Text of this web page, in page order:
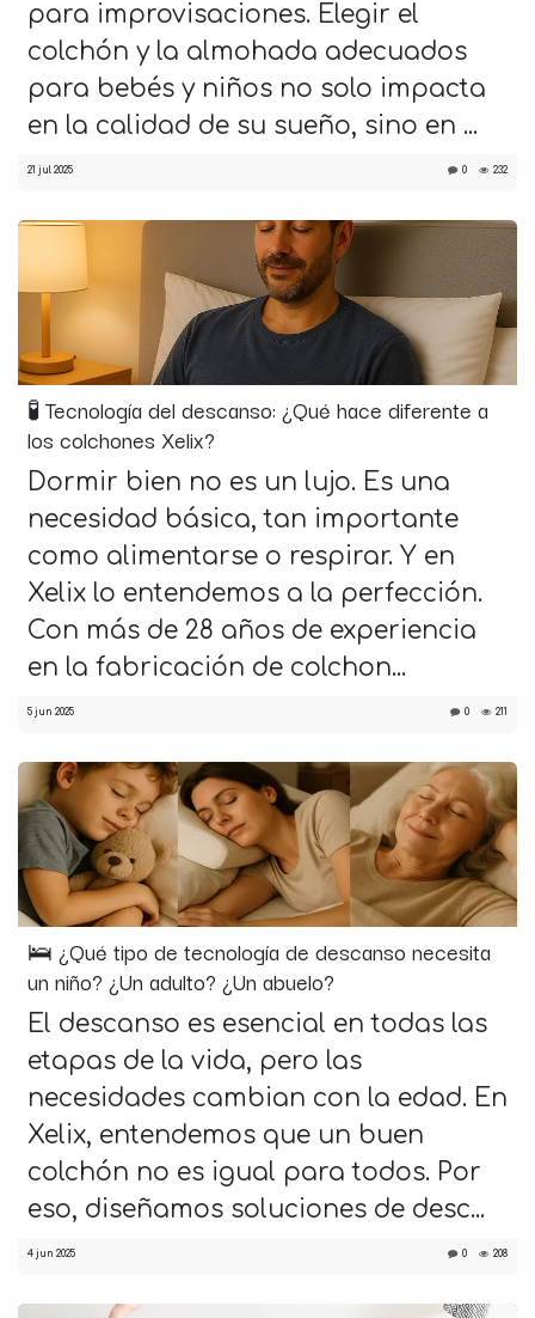
para improvisaciones. Elegir el
colchón y la almohada adecuados
para bebés y niños no solo impacta
en la calidad de su sueño, sino en ...
21 jul 2025 0 232
🧪 Tecnología del descanso: ¿Qué hace diferente a
los colchones Xelix?
Dormir bien no es un lujo. Es una
necesidad básica, tan importante
como alimentarse o respirar. Y en
Xelix lo entendemos a la perfección.
Con más de 28 años de experiencia
en la fabricación de colchon...
5 jun 2025 0 211
🛌 ¿Qué tipo de tecnología de descanso necesita
un niño? ¿Un adulto? ¿Un abuelo?
El descanso es esencial en todas las
etapas de la vida, pero las
necesidades cambian con la edad. En
Xelix, entendemos que un buen
colchón no es igual para todos. Por
eso, diseñamos soluciones de desc...
4 jun 2025 0 208